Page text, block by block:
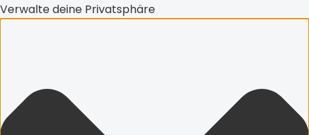
Verwalte deine Privatsphäre
Funktionell
Preferences
Statistik
Marketing